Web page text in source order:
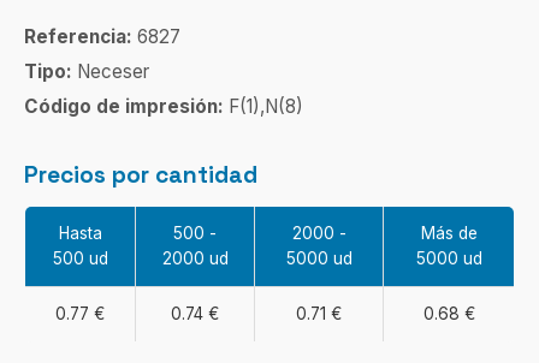
Referencia: 6827
Tipo: Neceser
Código de impresión: F(1),N(8)
Precios por cantidad
Hasta
500 ud
500 -
2000 ud
2000 -
5000 ud
Más de
5000 ud
0.77 € 0.74 € 0.71 € 0.68 €